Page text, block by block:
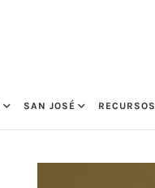
SAN JOSÉ RECURSOS